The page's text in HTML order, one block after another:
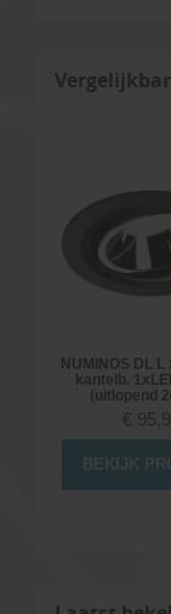
NUMINOS DL
kantelb.
(uitlopend
€
BEKIJK